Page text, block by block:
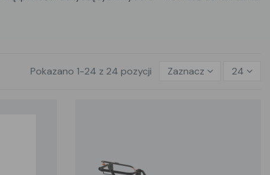
Pokazano 1-24 z 24 pozycji Zaznacz 24